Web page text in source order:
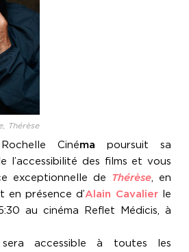
Thérèse
Cinéma poursuit sa
l’accessibilité des films et vous
exceptionnelle de Thérèse, en
en présence d’Alain Cavalierle
au cinéma Reflet Médicis, à
accessible à toutes les